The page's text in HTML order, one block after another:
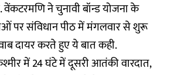
वेंकटरमणि ने चुनावी बॉन्ड योजना के
पर संविधान पीठ में मंगलवार से शुरू
दायर करते हुए ये बात कही.
में 24 घंटे में दूसरी आतंकी वारदात,